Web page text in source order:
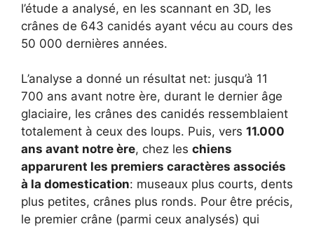
l’étude a analysé, en les scannant en 3D, les
crânes de 643 canidés ayant vécu au cours des
50 000 dernières années.
L’analyse a donné un résultat net: jusqu’à 11
700 ans avant notre ère, durant le dernier âge
glaciaire, les crânes des canidés ressemblaient
totalement à ceux des loups. Puis, vers 11.000
ans avant notre ère, chez les chiens
apparurent les premiers caractères associés
à la domestication: museaux plus courts, dents
plus petites, crânes plus ronds. Pour être précis,
le premier crâne (parmi ceux analysés) qui